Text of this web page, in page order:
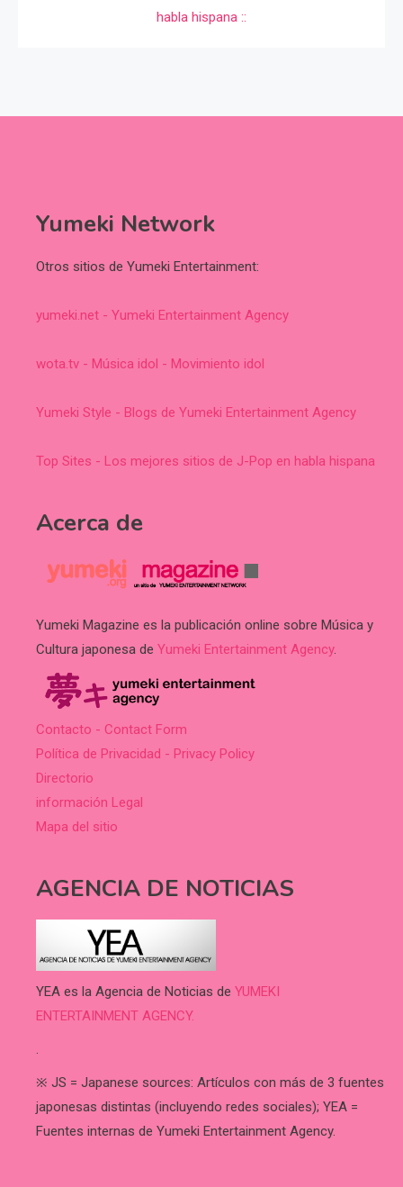
Yumeki Network
Otros sitios de Yumeki Entertainment:
yumeki.net - Yumeki Entertainment Agency
wota.tv - Música idol - Movimiento idol
Yumeki Style - Blogs de Yumeki Entertainment Agency
Top Sites - Los mejores sitios de J-Pop en habla hispana
Acerca de
Yumeki Magazine es la publicación online sobre Música y
Cultura japonesa de Yumeki Entertainment Agency.
Contacto - Contact Form
Política de Privacidad - Privacy Policy
Directorio
información Legal
Mapa del sitio
AGENCIA DE NOTICIAS
YEA es la Agencia de Noticias de YUMEKI
ENTERTAINMENT AGENCY.
.
※ JS = Japanese sources: Artículos con más de 3 fuentes
japonesas distintas (incluyendo redes sociales); YEA =
Fuentes internas de Yumeki Entertainment Agency.